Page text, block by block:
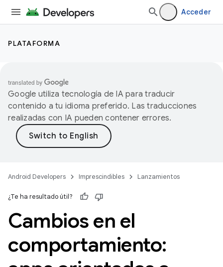
Acceder
PLATAFORMA
Google utiliza tecnología de IA para traducir
contenido a tu idioma preferido. Las traducciones
realizadas con IA pueden contener errores.
Android Developers Imprescindibles Lanzamientos
¿Te ha resultado útil?
Cambios en el
comportamiento: